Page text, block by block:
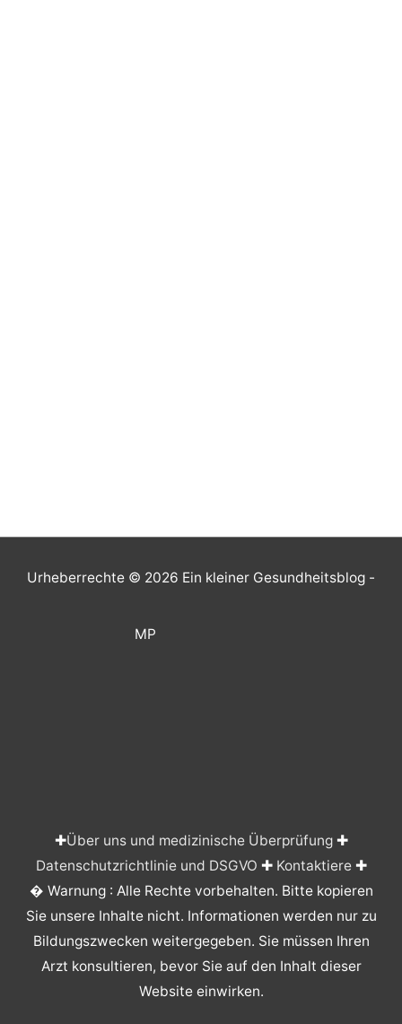
Urheberrechte © 2026 Ein kleiner Gesundheitsblog -
MP
✚Über uns und medizinische Überprüfung✚
Datenschutzrichtlinie und DSGVO ✚ Kontaktiere✚
� Warnung : Alle Rechte vorbehalten. Bitte kopieren
Sie unsere Inhalte nicht. Informationen werden nur zu
Bildungszwecken weitergegeben. Sie müssen Ihren
Arzt konsultieren, bevor Sie auf den Inhalt dieser
Website einwirken.